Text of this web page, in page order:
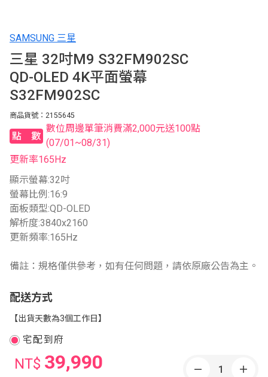
SAMSUNG 三星
三星 32吋M9 S32FM902SC
QD-OLED 4K平面螢幕
S32FM902SC
商品貨號：2155645
點數
數位周邊單筆消費滿2,000元送100點
(07/01~08/31)
更新率165Hz
顯示螢幕:32吋
螢幕比例:16:9
面板類型:QD-OLED
解析度:3840x2160
更新頻率:165Hz
備註：規格僅供參考，如有任何問題，請依原廠公告為主。
配送方式
【出貨天數為3個工作日】
宅配到府
NT$ 39,990